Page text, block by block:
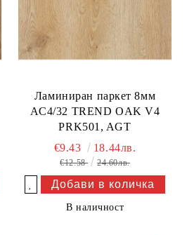
Ламиниран паркет 8мм
AC4/32 TREND OAK V4
PRK501, AGT
€9.43 18.44лв.
€12.58 24.60лв.
В наличност